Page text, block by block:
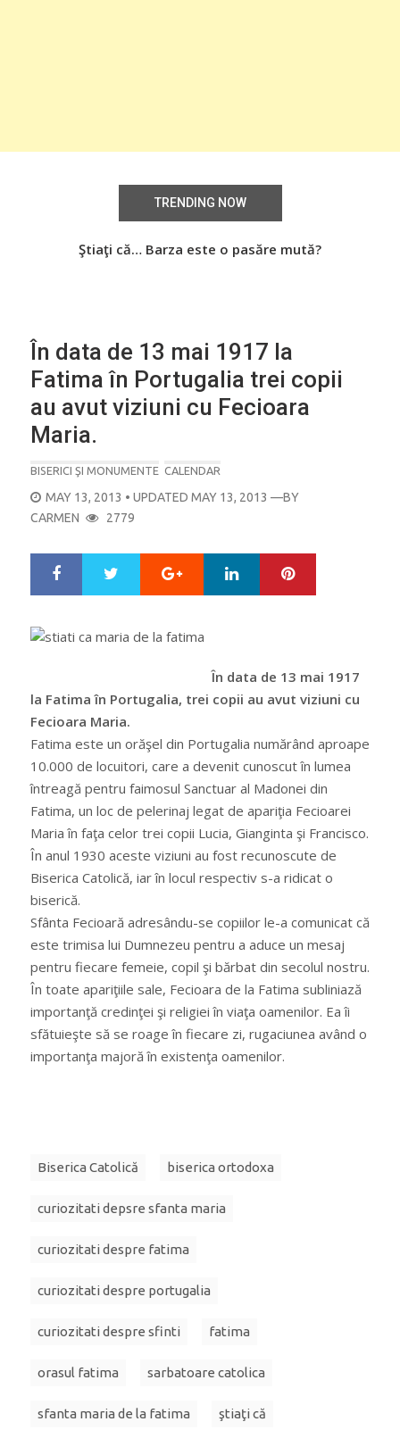
TRENDING NOW
Ştiaţi că… Barza este o pasăre mută?
Știați că… Roşiile îsi păstrează substanţele benefice
În data de 13 mai 1917 la
Fatima în Portugalia trei copii
au avut viziuni cu Fecioara
Maria.
BISERICI ŞI MONUMENTE CALENDAR
POSTED
ON
MAY 13, 2013 • UPDATED MAY 13, 2013 —BY
CARMEN
2779
e
t
Google+ LinkedIn
În data de 13 mai 1917
la Fatima în Portugalia, trei copii au avut viziuni cu
Fecioara Maria.
Fatima este un orăşel din Portugalia numărând aproape
10.000 de locuitori, care a devenit cunoscut în lumea
întreagă pentru faimosul Sanctuar al Madonei din
Fatima, un loc de pelerinaj legat de apariţia Fecioarei
Maria în faţa celor trei copii Lucia, Gianginta şi Francisco.
În anul 1930 aceste viziuni au fost recunoscute de
Biserica Catolică, iar în locul respectiv s-a ridicat o
biserică.
Sfânta Fecioară adresându-se copiilor le-a comunicat că
este trimisa lui Dumnezeu pentru a aduce un mesaj
pentru fiecare femeie, copil şi bărbat din secolul nostru.
În toate apariţiile sale, Fecioara de la Fatima subliniază
importanţă credinţei şi religiei în viaţa oamenilor. Ea îi
sfătuieşte să se roage în fiecare zi, rugaciunea având o
importanţa majoră în existenţa oamenilor.
Biserica Catolică biserica ortodoxa
curiozitati depsre sfanta maria
curiozitati despre fatima
curiozitati despre portugalia
curiozitati despre sfinti fatima
orasul fatima sarbatoare catolica
sfanta maria de la fatima ştiaţi că